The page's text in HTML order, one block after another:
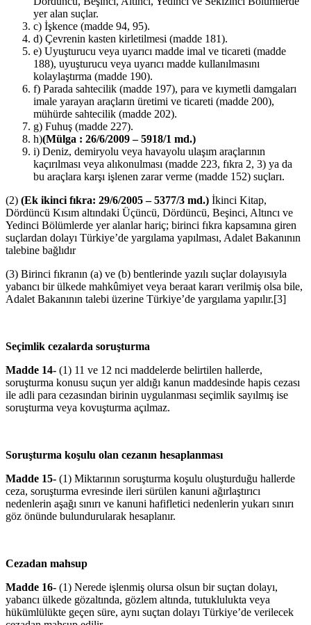
yer alan suçlar.
c) İşkence (madde 94, 95).
d) Çevrenin kasten kirletilmesi (madde 181).
e) Uyuşturucu veya uyarıcı madde imal ve ticareti (madde
188), uyuşturucu veya uyarıcı madde kullanılmasını
kolaylaştırma (madde 190).
f) Parada sahtecilik (madde 197), para ve kıymetli damgaları
imale yarayan araçların üretimi ve ticareti (madde 200),
mühürde sahtecilik (madde 202).
g) Fuhuş (madde 227).
h)(Mülga : 26/6/2009 – 5918/1 md.)
i) Deniz, demiryolu veya havayolu ulaşım araçlarının
kaçırılması veya alıkonulması (madde 223, fıkra 2, 3) ya da
bu araçlara karşı işlenen zarar verme (madde 152) suçları.
(2) (Ek ikinci fıkra: 29/6/2005 – 5377/3 md.) İkinci Kitap,
Dördüncü Kısım altındaki Üçüncü, Dördüncü, Beşinci, Altıncı ve
Yedinci Bölümlerde yer alanlar hariç; birinci fıkra kapsamına giren
suçlardan dolayı Türkiye’de yargılama yapılması, Adalet Bakanının
talebine bağlıdır
(3) Birinci fıkranın (a) ve (b) bentlerinde yazılı suçlar dolayısıyla
yabancı bir ülkede mahkûmiyet veya beraat kararı verilmiş olsa bile,
Adalet Bakanının talebi üzerine Türkiye’de yargılama yapılır.[3]
Seçimlik cezalarda soruşturma
Madde 14- (1) 11 ve 12 nci maddelerde belirtilen hallerde,
soruşturma konusu suçun yer aldığı kanun maddesinde hapis cezası
ile adli para cezasından birinin uygulanması seçimlik sayılmış ise
soruşturma veya kovuşturma açılmaz.
Soruşturma koşulu olan cezanın hesaplanması
Madde 15- (1) Miktarının soruşturma koşulu oluşturduğu hallerde
ceza, soruşturma evresinde ileri sürülen kanuni ağırlaştırıcı
nedenlerin aşağı sınırı ve kanuni hafifletici nedenlerin yukarı sınırı
göz önünde bulundurularak hesaplanır.
Cezadan mahsup
Madde 16- (1) Nerede işlenmiş olursa olsun bir suçtan dolayı,
yabancı ülkede gözaltında, gözlem altında, tutuklulukta veya
hükümlülükte geçen süre, aynı suçtan dolayı Türkiye’de verilecek